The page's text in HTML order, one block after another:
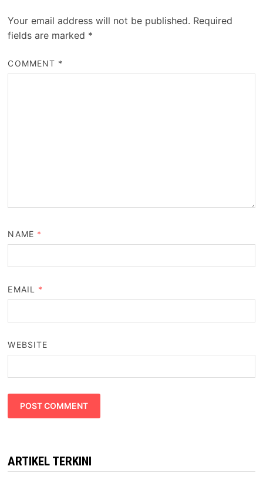
Your email address will not be published. Required
fields are marked *
COMMENT *
NAME *
EMAIL *
WEBSITE
ARTIKEL TERKINI